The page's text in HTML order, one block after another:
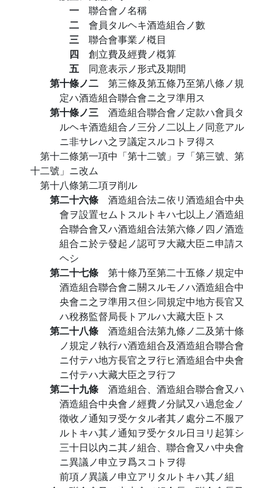
一 聯合會ノ名稱
二 會員タルヘキ酒造組合ノ數
三 聯合會事業ノ槪目
四 創立費及經費ノ槪算
五 同意表示ノ形式及期間
第十條ノ二 第三條及第五條乃至第八條ノ規
定ハ酒造組合聯合會ニ之ヲ準用ス
第十條ノ三 酒造組合聯合會ノ定款ハ會員タ
ルヘキ酒造組合ノ三分ノ二以上ノ同意アル
ニ非サレハ之ヲ議定スルコトヲ得ス
第十二條第一項中「第十二號」ヲ「第三號、第
十二號」ニ改ム
第十八條第二項ヲ削ル
第二十六條 酒造組合法ニ依リ酒造組合中央
會ヲ設置セムトスルトキハ七以上ノ酒造組
合聯合會又ハ酒造組合法第六條ノ四ノ酒造
組合ニ於テ發起ノ認可ヲ大藏大臣ニ申請ス
ヘシ
第二十七條 第十條乃至第二十五條ノ規定中
酒造組合聯合會ニ關スルモノハ酒造組合中
央會ニ之ヲ準用ス但シ同規定中地方長官又
ハ稅務監督局長トアルハ大藏大臣トス
第二十八條 酒造組合法第九條ノ二及第十條
ノ規定ノ執行ハ酒造組合及酒造組合聯合會
ニ付テハ地方長官之ヲ行ヒ酒造組合中央會
ニ付テハ大藏大臣之ヲ行フ
第二十九條 酒造組合、酒造組合聯合會又ハ
酒造組合中央會ノ經費ノ分賦又ハ過怠金ノ
徵收ノ通知ヲ受ケタル者其ノ處分ニ不服ア
ルトキハ其ノ通知ヲ受ケタル日ヨリ起算シ
三十日以內ニ其ノ組合、聯合會又ハ中央會
ニ異議ノ申立ヲ爲スコトヲ得
前項ノ異議ノ申立アリタルトキハ其ノ組